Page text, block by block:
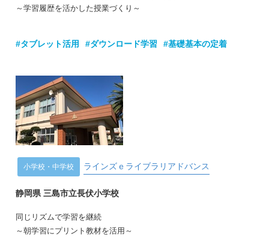
～学習履歴を活かした授業づくり～
#タブレット活用 #ダウンロード学習 #基礎基本の定着
小学校・中学校 ラインズｅライブラリアドバンス
静岡県 三島市立長伏小学校
同じリズムで学習を継続
～朝学習にプリント教材を活用～